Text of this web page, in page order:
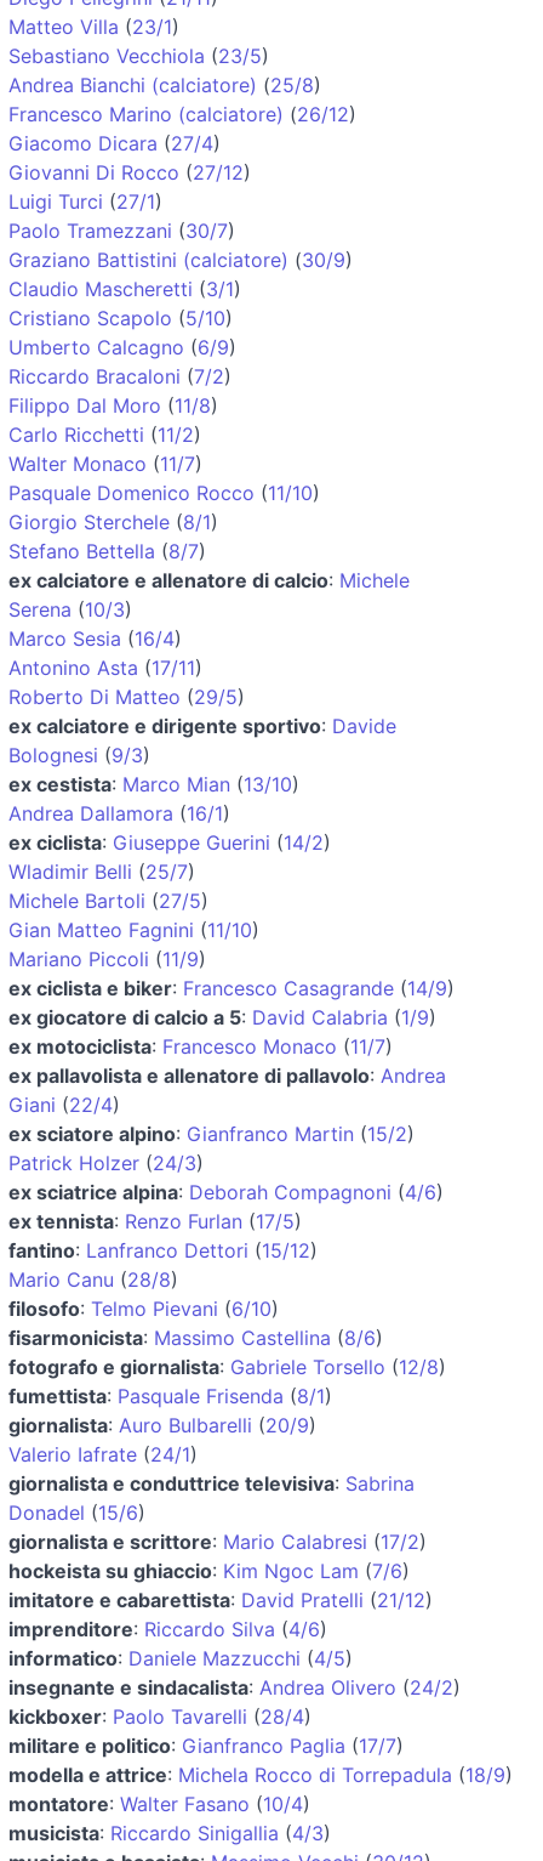
Matteo Villa (23/1)
Sebastiano Vecchiola (23/5)
Andrea Bianchi (calciatore) (25/8)
Francesco Marino (calciatore) (26/12)
Giacomo Dicara (27/4)
Giovanni Di Rocco (27/12)
Luigi Turci (27/1)
Paolo Tramezzani (30/7)
Graziano Battistini (calciatore) (30/9)
Claudio Mascheretti (3/1)
Cristiano Scapolo (5/10)
Umberto Calcagno (6/9)
Riccardo Bracaloni (7/2)
Filippo Dal Moro (11/8)
Carlo Ricchetti (11/2)
Walter Monaco (11/7)
Pasquale Domenico Rocco (11/10)
Giorgio Sterchele (8/1)
Stefano Bettella (8/7)
ex calciatore e allenatore di calcio: Michele
Serena (10/3)
Marco Sesia (16/4)
Antonino Asta (17/11)
Roberto Di Matteo (29/5)
ex calciatore e dirigente sportivo: Davide
Bolognesi (9/3)
ex cestista: Marco Mian (13/10)
Andrea Dallamora (16/1)
ex ciclista: Giuseppe Guerini (14/2)
Wladimir Belli (25/7)
Michele Bartoli (27/5)
Gian Matteo Fagnini (11/10)
Mariano Piccoli (11/9)
ex ciclista e biker: Francesco Casagrande (14/9)
ex giocatore di calcio a 5: David Calabria (1/9)
ex motociclista: Francesco Monaco (11/7)
ex pallavolista e allenatore di pallavolo: Andrea
Giani (22/4)
ex sciatore alpino: Gianfranco Martin (15/2)
Patrick Holzer (24/3)
ex sciatrice alpina: Deborah Compagnoni (4/6)
ex tennista: Renzo Furlan (17/5)
fantino: Lanfranco Dettori (15/12)
Mario Canu (28/8)
filosofo: Telmo Pievani (6/10)
fisarmonicista: Massimo Castellina (8/6)
fotografo e giornalista: Gabriele Torsello (12/8)
fumettista: Pasquale Frisenda (8/1)
giornalista: Auro Bulbarelli (20/9)
Valerio Iafrate (24/1)
giornalista e conduttrice televisiva: Sabrina
Donadel (15/6)
giornalista e scrittore: Mario Calabresi (17/2)
hockeista su ghiaccio: Kim Ngoc Lam (7/6)
imitatore e cabarettista: David Pratelli (21/12)
imprenditore: Riccardo Silva (4/6)
informatico: Daniele Mazzucchi (4/5)
insegnante e sindacalista: Andrea Olivero (24/2)
kickboxer: Paolo Tavarelli (28/4)
militare e politico: Gianfranco Paglia (17/7)
modella e attrice: Michela Rocco di Torrepadula (18/9)
montatore: Walter Fasano (10/4)
musicista: Riccardo Sinigallia (4/3)